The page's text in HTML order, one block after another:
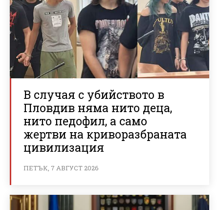
В случая с убийството в
Пловдив няма нито деца,
нито педофил, а само
жертви на криворазбраната
цивилизация
ПЕТЪК, 7 АВГУСТ 2026